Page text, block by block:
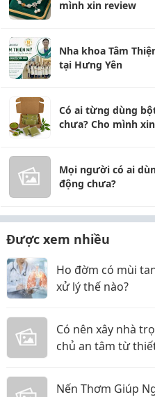
mình xin review
Nha khoa Tâm
tại Hưng Yên
Có ai từng dùng
chưa? Cho mình
Mọi người có ai
động chưa?
Được xem nhiều
Ho đờm có mùi
xử lý thế nào?
Có nên xây nhà
chủ an tâm từ
Nến Thơm Giúp